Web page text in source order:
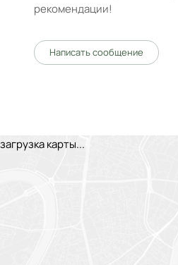
рекомендации!
Написать сообщение
загрузка карты...